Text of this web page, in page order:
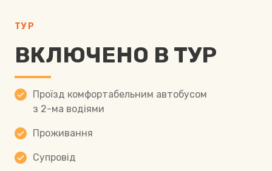
ТУР
ВКЛЮЧЕНО В ТУР
Проїзд комфортабельним автобусом
з 2-ма водіями
Проживання
Супровід